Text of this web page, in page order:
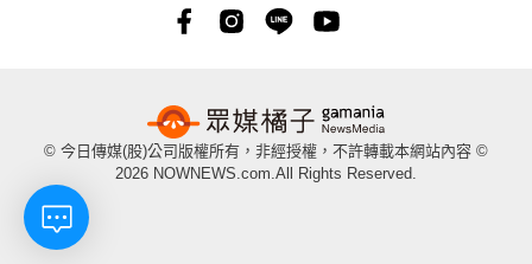
© 今日傳媒(股)公司版權所有，非經授權，不許轉載本網站內容 ©
2026 NOWNEWS.com.All Rights Reserved.